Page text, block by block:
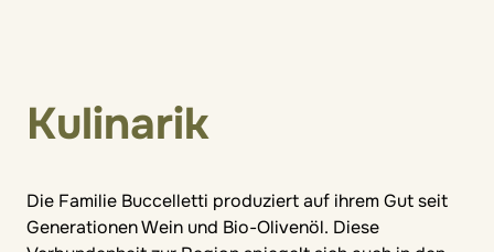
Kulinarik
Die Familie Buccelletti produziert auf ihrem Gut seit
Generationen Wein und Bio-Olivenöl. Diese